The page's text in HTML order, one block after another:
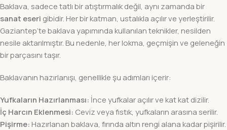
Baklava, sadece tatlı bir atıştırmalık değil, aynı zamanda bir
sanat eseri gibidir. Her bir katman, ustalıkla açılır ve yerleştirilir.
Gaziantep’te baklava yapımında kullanılan teknikler, nesilden
nesile aktarılmıştır. Bu nedenle, her lokma, geçmişin ve geleneğin
bir parçasını taşır.
Baklavanın hazırlanışı, genellikle şu adımları içerir:
Yufkaların Hazırlanması: İnce yufkalar açılır ve kat kat dizilir.
İç Harcın Eklenmesi: Ceviz veya fıstık, yufkaların arasına serilir.
Pişirme: Hazırlanan baklava, fırında altın rengi alana kadar pişirilir.